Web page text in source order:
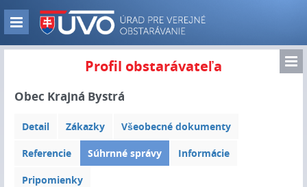
mainZobraz
navigáciu
Profil obstarávateľa
Obec Krajná Bystrá
Detail Zákazky Všeobecné dokumenty
Referencie Súhrnné správy Informácie
Pripomienky